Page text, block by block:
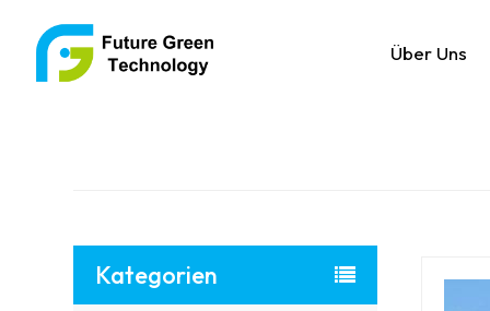
Über Uns
Kategorien